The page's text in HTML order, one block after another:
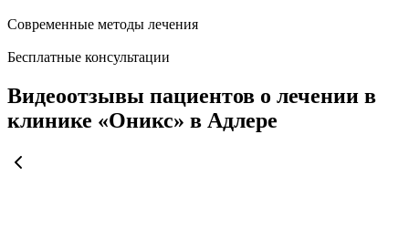
Современные методы лечения
Бесплатные консультации
Видеоотзывы пациентов о лечении в
клинике «Оникс» в Адлере